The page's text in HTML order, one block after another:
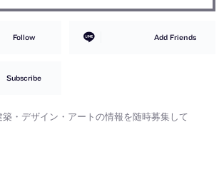
Follow Add Friends
Subscribe
築・デザイン・アートの情報を随時募集して